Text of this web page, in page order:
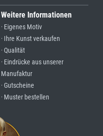
Weitere Informationen
· Eigenes Motiv
· Ihre Kunst verkaufen
· Qualität
· Eindrücke aus unserer
Manufaktur
· Gutscheine
· Muster bestellen